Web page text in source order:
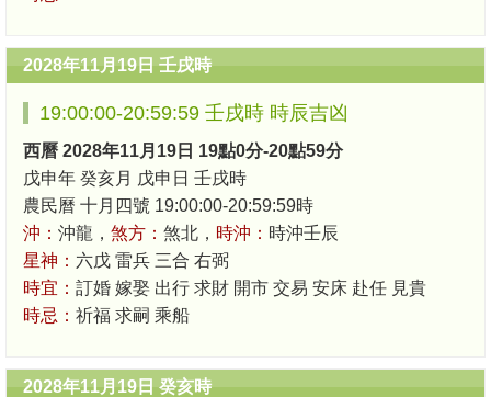
2028年11月19日 壬戌時
19:00:00-20:59:59 壬戌時 時辰吉凶
西曆 2028年11月19日 19點0分-20點59分
戊申年 癸亥月 戊申日 壬戌時
農民曆 十月四號 19:00:00-20:59:59時
沖： 沖龍， 煞方： 煞北， 時沖： 時沖壬辰
星神： 六戊 雷兵 三合 右弼
時宜： 訂婚 嫁娶 出行 求財 開市 交易 安床 赴任 見貴
時忌： 祈福 求嗣 乘船
2028年11月19日 癸亥時